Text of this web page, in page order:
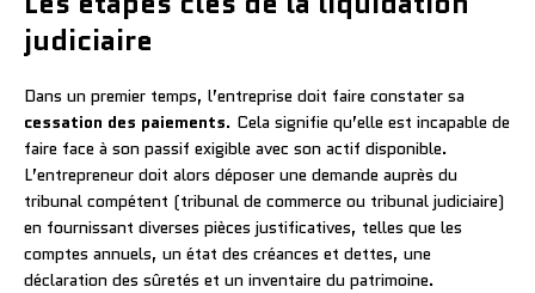
judiciaire
Dans un premier temps, l’entreprise doit faire constater sa
cessation des paiements. Cela signifie qu’elle est incapable de
faire face à son passif exigible avec son actif disponible.
L’entrepreneur doit alors déposer une demande auprès du
tribunal compétent (tribunal de commerce ou tribunal judiciaire)
en fournissant diverses pièces justificatives, telles que les
comptes annuels, un état des créances et dettes, une
déclaration des sûretés et un inventaire du patrimoine.